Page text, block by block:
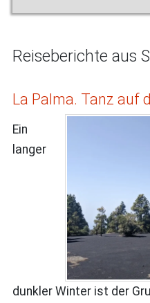
Reiseberichte aus
La Palma. Tanz auf
Ein
langer
dunkler Winter ist der